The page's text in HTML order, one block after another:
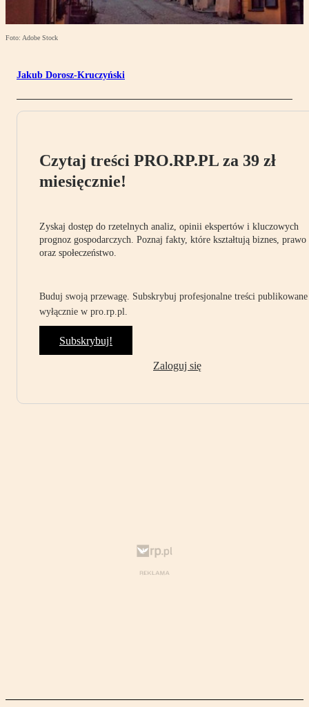
Foto: Adobe Stock
Jakub Dorosz-Kruczyński
Czytaj treści PRO.RP.PL za 39 zł
miesięcznie!
Zyskaj dostęp do rzetelnych analiz, opinii ekspertów i kluczowych
prognoz gospodarczych. Poznaj fakty, które kształtują biznes, prawo
oraz społeczeństwo.
Buduj swoją przewagę. Subskrybuj profesjonalne treści publikowane
wyłącznie w pro.rp.pl.
Subskrybuj!
Zaloguj się